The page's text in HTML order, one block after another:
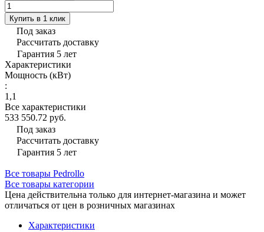
Купить в 1 клик
Под заказ
Рассчитать доставку
Гарантия 5 лет
Характеристики
Мощность (кВт)
:
1,1
Все характеристики
533 550.72 руб.
Под заказ
Рассчитать доставку
Гарантия 5 лет
Все товары Pedrollo
Все товары категории
Цена действительна только для интернет-магазина и может
отличаться от цен в розничных магазинах
Характеристики